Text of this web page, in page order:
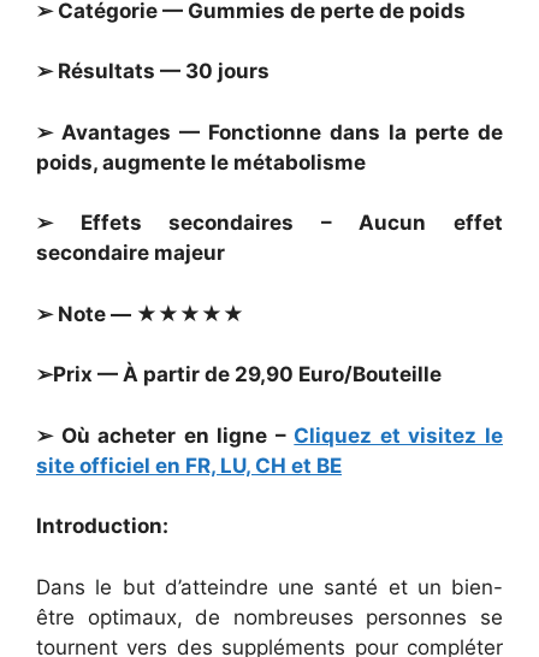
➢ Catégorie — Gummies de perte de poids
➢ Résultats — 30 jours
➢ Avantages — Fonctionne dans la perte de
poids, augmente le métabolisme
➢ Effets secondaires – Aucun effet
secondaire majeur
➢ Note — ★★★★★
➢Prix — À partir de 29,90 Euro/Bouteille
➢ Où acheter en ligne – Cliquez et visitez le
site officiel en FR, LU, CH et BE
Introduction:
Dans le but d’atteindre une santé et un bien-
être optimaux, de nombreuses personnes se
tournent vers des suppléments pour compléter